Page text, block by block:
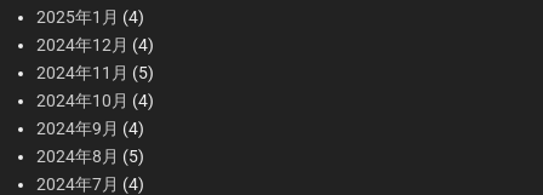
2025年1月 (4)
2024年12月 (4)
2024年11月 (5)
2024年10月 (4)
2024年9月 (4)
2024年8月 (5)
2024年7月 (4)